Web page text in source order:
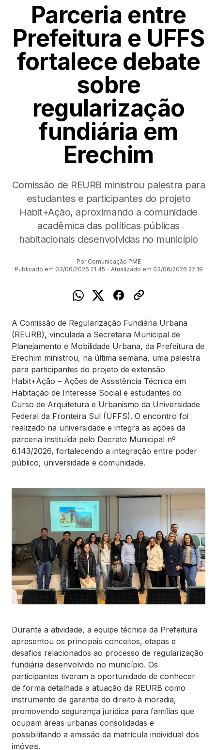
Parceria entre
Prefeitura e UFFS
fortalece debate
sobre
regularização
fundiária em
Erechim
Comissão de REURB ministrou palestra para
estudantes e participantes do projeto
Habit+Ação, aproximando a comunidade
acadêmica das políticas públicas
habitacionais desenvolvidas no município
Por Comunicação PME
Publicado em 03/06/2026 21:45 - Atualizado em 03/06/2026 22:19
A Comissão de Regularização Fundiária Urbana
(REURB), vinculada a Secretaria Municipal de
Planejamento e Mobilidade Urbana, da Prefeitura de
Erechim ministrou, na última semana, uma palestra
para participantes do projeto de extensão
Habit+Ação – Ações de Assistência Técnica em
Habitação de Interesse Social e estudantes do
Curso de Arquitetura e Urbanismo da Universidade
Federal da Fronteira Sul (UFFS). O encontro foi
realizado na universidade e integra as ações da
parceria instituída pelo Decreto Municipal nº
6.143/2026, fortalecendo a integração entre poder
público, universidade e comunidade.
Durante a atividade, a equipe técnica da Prefeitura
apresentou os principais conceitos, etapas e
desafios relacionados ao processo de regularização
fundiária desenvolvido no município. Os
participantes tiveram a oportunidade de conhecer
de forma detalhada a atuação da REURB como
instrumento de garantia do direito à moradia,
promovendo segurança jurídica para famílias que
ocupam áreas urbanas consolidadas e
possibilitando a emissão da matrícula individual dos
imóveis.